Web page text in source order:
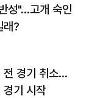
성"…고개 숙인
래?
전 경기 취소…
경기 시작